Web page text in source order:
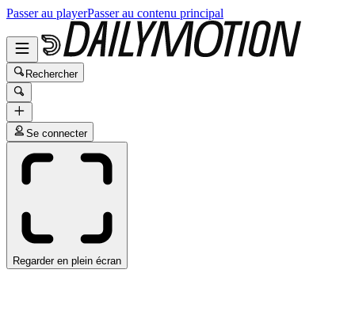
Passer au playerPasser au contenu principal
Rechercher
Se connecter
Regarder en plein écran